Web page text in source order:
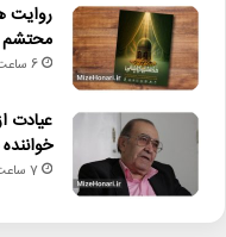
روایت
محتشم
6 ساعت پیش
عیادت
7 ساعت پیش